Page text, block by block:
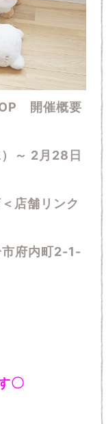
開催概要
～ 2月28日
店舗リンク
内町2-1-
〇